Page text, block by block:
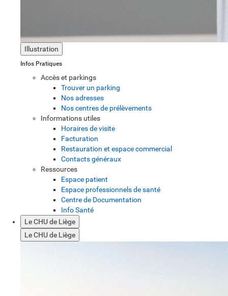
Illustration
Infos Pratiques
Accès et parkings
Trouver un parking
Nos adresses
Nos centres de prélèvements
Informations utiles
Horaires de visite
Facturation
Restauration et espace commercial
Contacts généraux
Ressources
Espace patient
Espace professionnels de santé
Centre de Documentation
Info Santé
Le CHU de Liège
Le CHU de Liège